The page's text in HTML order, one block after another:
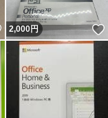
いいね！
2,000円